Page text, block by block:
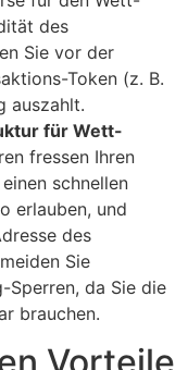
des
Sie vor der
Token (z. B.
auszahlt.
für Wett-
fressen Ihren
schnellen
erlauben, und
des
Sie
da Sie die
brauchen.